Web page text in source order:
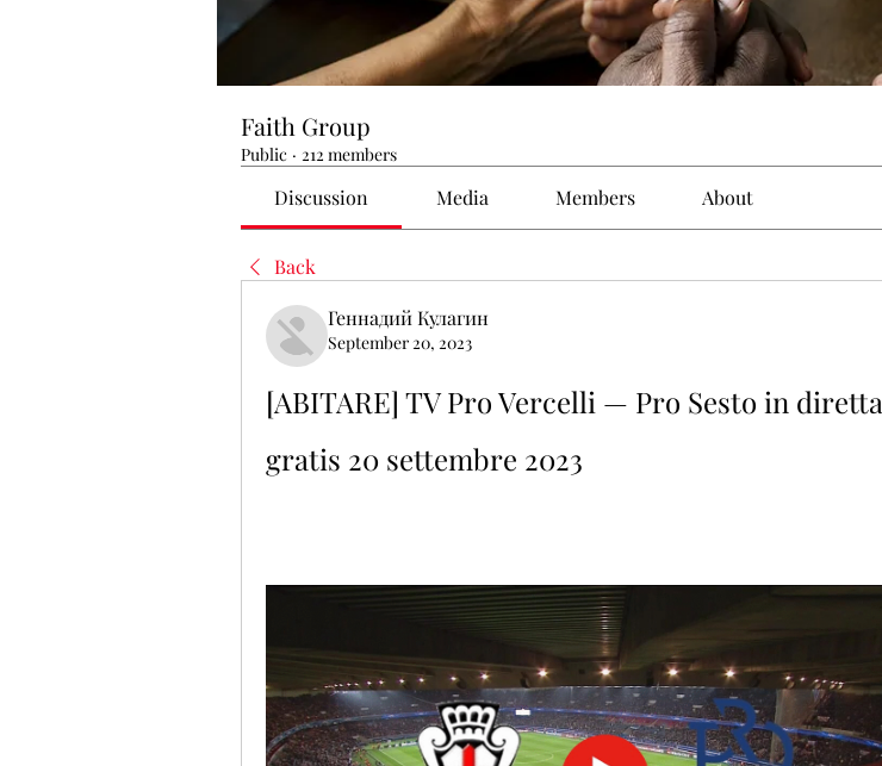
Faith Group
Public · 212 members
Discussion Media Members About
Back
Геннадий Кулагин
September 20, 2023
[ABITARE] TV Pro Vercelli — Pro Sesto in diretta
gratis 20 settembre 2023